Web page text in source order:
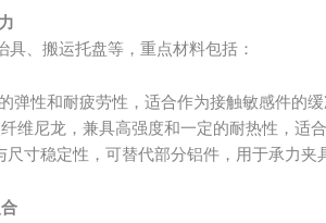
、搬运托盘等，重点材料包括：
弹性和耐疲劳性，适合作为接触敏感件的缓
纤维尼龙，兼具高强度和一定的耐热性，适
尺寸稳定性，可替代部分铝件，用于承力夹